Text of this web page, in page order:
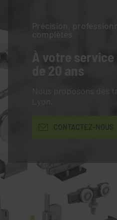
Précision,
complètes
À votre service
de 20 ans
Nous proposons des
CONTACTEZ-NOUS